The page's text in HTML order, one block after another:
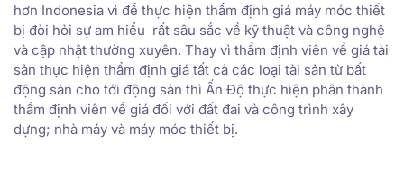
hơn Indonesia vì để thực hiện thẩm định giá máy móc thiết
bị đòi hỏi sự am hiểu rất sâu sắc về kỹ thuật và công nghệ
và cập nhật thường xuyên. Thay vì thẩm định viên về giá tài
sản thực hiện thẩm định giá tất cả các loại tài sản từ bất
động sản cho tới động sản thì Ấn Độ thực hiện phân thành
thẩm định viên về giá đối với đất đai và công trình xây
dựng; nhà máy và máy móc thiết bị.